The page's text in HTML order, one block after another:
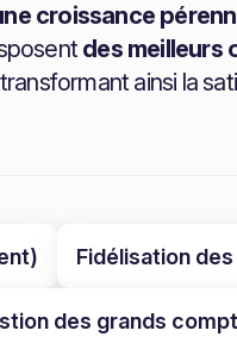
croissance
des meilleurs
ainsi la
Fidélisation
des grands